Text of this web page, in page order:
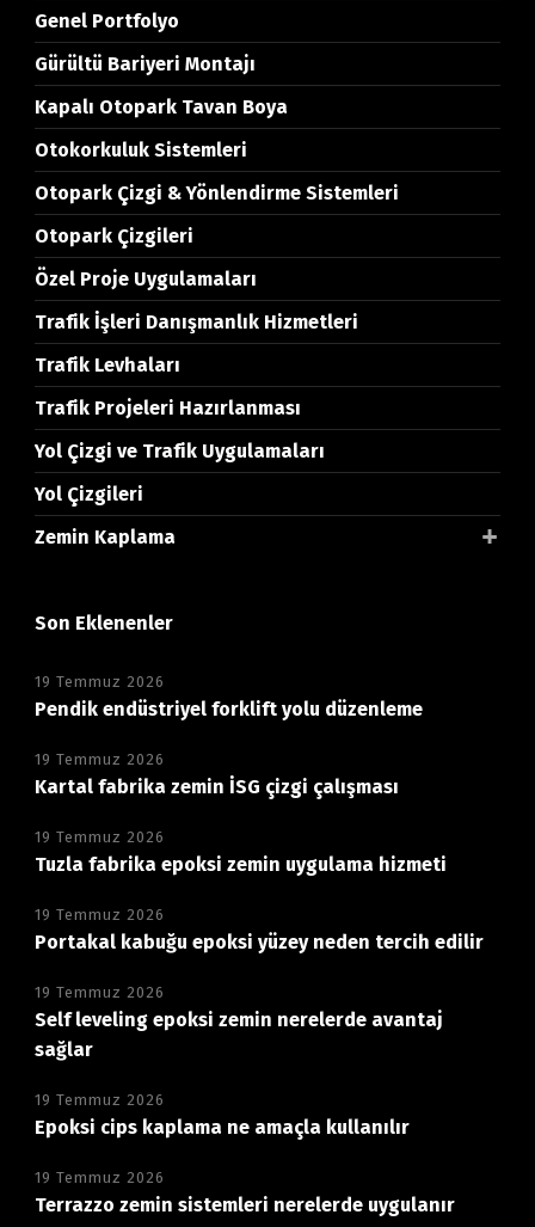
Genel Portfolyo
Gürültü Bariyeri Montajı
Kapalı Otopark Tavan Boya
Otokorkuluk Sistemleri
Otopark Çizgi & Yönlendirme Sistemleri
Otopark Çizgileri
Özel Proje Uygulamaları
Trafik İşleri Danışmanlık Hizmetleri
Trafik Levhaları
Trafik Projeleri Hazırlanması
Yol Çizgi ve Trafik Uygulamaları
Yol Çizgileri
Zemin Kaplama
Son Eklenenler
19 Temmuz 2026
Pendik endüstriyel forklift yolu düzenleme
19 Temmuz 2026
Kartal fabrika zemin İSG çizgi çalışması
19 Temmuz 2026
Tuzla fabrika epoksi zemin uygulama hizmeti
19 Temmuz 2026
Portakal kabuğu epoksi yüzey neden tercih edilir
19 Temmuz 2026
Self leveling epoksi zemin nerelerde avantaj
sağlar
19 Temmuz 2026
Epoksi cips kaplama ne amaçla kullanılır
19 Temmuz 2026
Terrazzo zemin sistemleri nerelerde uygulanır